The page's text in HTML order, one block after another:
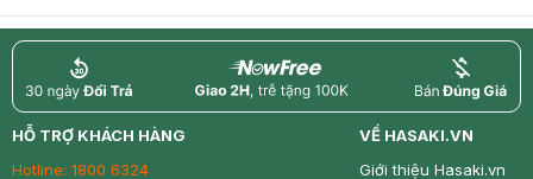
return nowfree price
HỖ TRỢ KHÁCH HÀNG
Hotline: 1800 6324
VỀ HASAKI.VN
Giới thiệu Hasaki.vn